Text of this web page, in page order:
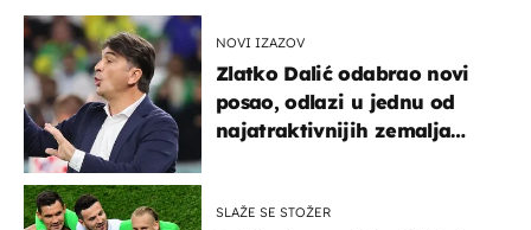
NOVI IZAZOV
Zlatko Dalić odabrao novi
posao, odlazi u jednu od
najatraktivnijih zemalja
SLAŽE SE STOŽER